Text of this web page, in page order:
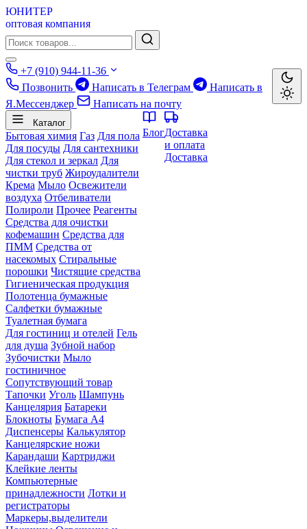
ЮНИТЕР
оптовая компания
+7 (910) 944-11-36
Позвонить
Написать в Телеграм
Написать в
Я.Мессенджер
Написать на почту
Каталог
Бытовая химия Газ Для пола
Для посуды Для сантехники
Для стекол и зеркал Для
чистки труб Жироудалители
Крема Мыло Освежители
воздуха Отбеливатели
Полироли Прочее Реагенты
Средства для очистки
кофемашин Средства для
ПММ Средства от
насекомых Стиральные
порошки Чистящие средства
Гигиеническая продукция
Полотенца бумажные
Салфетки бумажные
Туалетная бумага
Для гостиниц и отелей Гель
для душа Зубной набор
Зубочистки Мыло
гостиничное
Сопутствующий товар
Тапочки Уголь Шампунь
Канцелярия Батареки
Блокноты Бумага А4
Диспенсеры Калькулятор
Канцелярские ножи
Карандаши Картриджи
Клейкие ленты
Компьютерные
принадлежности Лотки и
регистраторы
Маркеры,выделители
БлогДоставка
и оплата
Доставка